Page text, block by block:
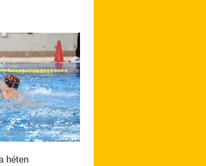
héten